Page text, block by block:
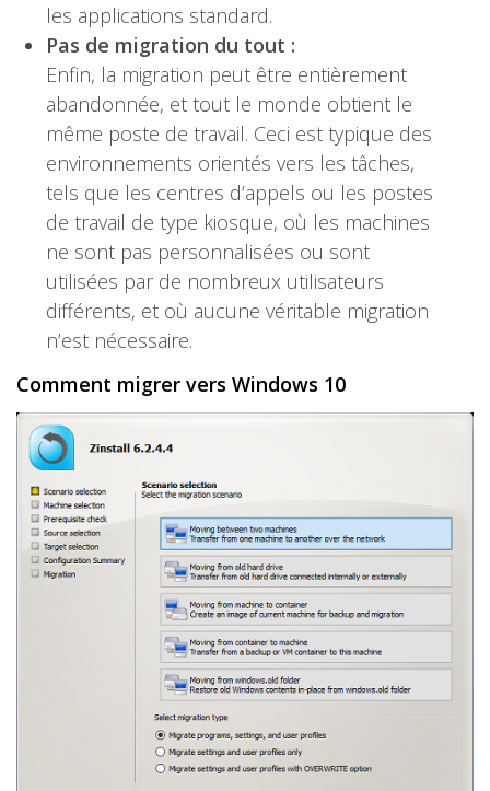
les applications standard.
Pas de migration du tout :
Enfin, la migration peut être entièrement
abandonnée, et tout le monde obtient le
même poste de travail. Ceci est typique des
environnements orientés vers les tâches,
tels que les centres d’appels ou les postes
de travail de type kiosque, où les machines
ne sont pas personnalisées ou sont
utilisées par de nombreux utilisateurs
différents, et où aucune véritable migration
n’est nécessaire.
Comment migrer vers Windows 10